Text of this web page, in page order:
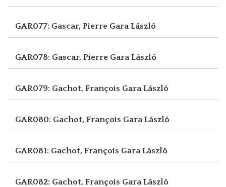
GAR077: Gascar, Pierre Gara László
GAR078: Gascar, Pierre Gara László
GAR079: Gachot, François Gara László
GAR080: Gachot, François Gara László
GAR081: Gachot, François Gara László
GAR082: Gachot, François Gara László